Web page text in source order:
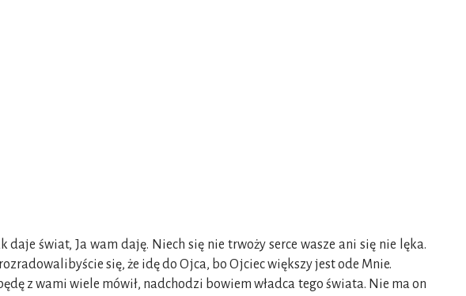
świat, Ja wam daję. Niech się nie trwoży serce wasze ani się nie lęka.
się, że idę do Ojca, bo Ojciec większy jest ode Mnie.
z wami wiele mówił, nadchodzi bowiem władca tego świata. Nie ma on